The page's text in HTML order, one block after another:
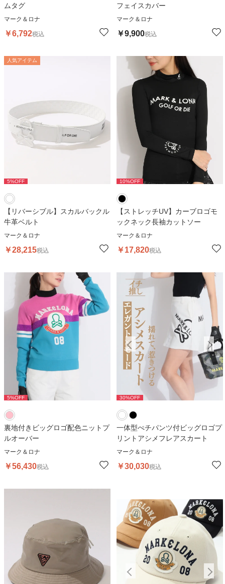
ムタグ
マーク＆ロナ
￥6,792税込
フェイスカバー
マーク＆ロナ
￥9,900税込
人気アイテム
5%OFF
【リバーシブル】スカルバックル
牛革ベルト
マーク＆ロナ
￥28,215税込
10%OFF
【ストレッチUV】カーブロゴモ
ックネック長袖カットソー
マーク＆ロナ
￥17,820税込
5%OFF
裏地付きビッグロゴ配色ニットプ
ルオーバー
マーク＆ロナ
￥56,430税込
30%OFF 30%OFF
一体型ぺチパンツ付ビッグロゴプ
リントアシメフレアスカート
マーク＆ロナ
￥30,030税込